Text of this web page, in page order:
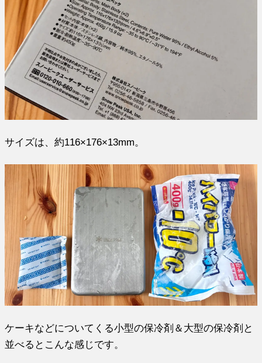
サイズは、約116×176×13mm。
ケーキなどについてくる小型の保冷剤＆大型の保冷剤と
並べるとこんな感じです。